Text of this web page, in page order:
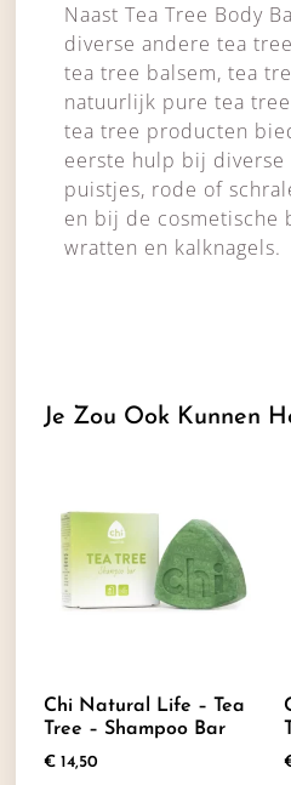
Naast Tea Tree Body
diverse andere tea
tea tree balsem, tea
natuurlijk pure tea
tea tree producten
eerste hulp bij diverse
puistjes, rode of
en bij de cosmetische
wratten en kalknagels.
Je Zou Ook Kunnen
Chi Natural Life – Tea
Tree – Shampoo Bar
€ 14,50